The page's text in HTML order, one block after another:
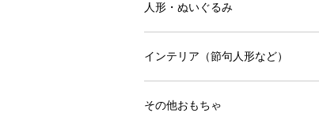
人形・ぬいぐるみ
インテリア（節句人形など）
その他おもちゃ